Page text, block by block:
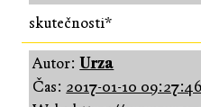
skutečnosti*
Autor:Urza
Čas: 2017-01-10 09:27:46